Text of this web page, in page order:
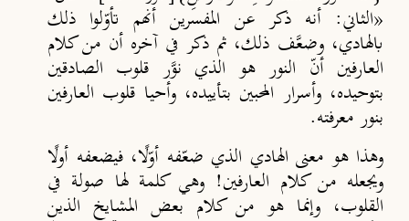
«الثاني: أنه ذكر عن المفسرين أنهم تأوّلوا ذلك
بالهادي، وضعَّف ذلك، ثم ذكر في آخره أن من كلام
العارفين أنّ النور هو الذي نوَّر قلوب الصادقين
بتوحيده، وأسرار المحبين بتأييده، وأحيا قلوب العارفين
بنور معرفته.
وهذا هو معنى الهادي الذي ضعّفه أوّلًا، فيضعفه أولًا
ويجعله من كلام العارفين! وهي كلمة لها صولة في
القلوب، وإنما هو من كلام بعض المشايخ الذين